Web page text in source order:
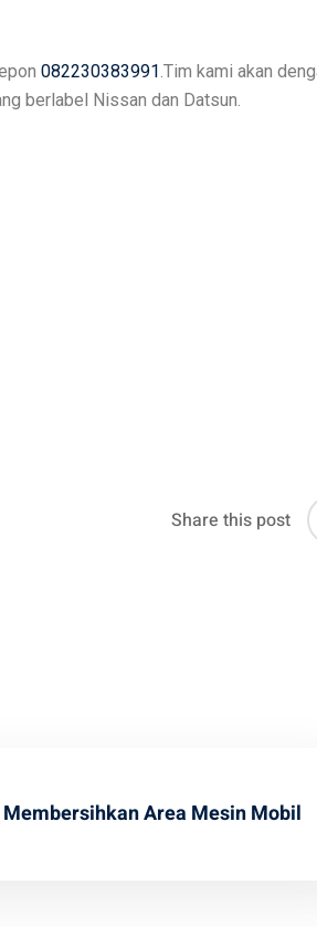
082230383991.Tim kami akan
berlabel Nissan dan Datsun.
Share this post
Membersihkan Area Mesin Mobil